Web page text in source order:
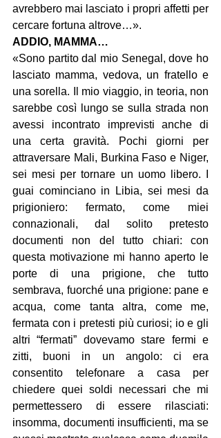
avrebbero mai lasciato i propri affetti per
cercare fortuna altrove…».
ADDIO, MAMMA…
«Sono partito dal mio Senegal, dove ho
lasciato mamma, vedova, un fratello e
una sorella. Il mio viaggio, in teoria, non
sarebbe così lungo se sulla strada non
avessi incontrato imprevisti anche di
una certa gravità. Pochi giorni per
attraversare Mali, Burkina Faso e Niger,
sei mesi per tornare un uomo libero. I
guai cominciano in Libia, sei mesi da
prigioniero: fermato, come miei
connazionali, dal solito pretesto
documenti non del tutto chiari: con
questa motivazione mi hanno aperto le
porte di una prigione, che tutto
sembrava, fuorché una prigione: pane e
acqua, come tanta altra, come me,
fermata con i pretesti più curiosi; io e gli
altri “fermati” dovevamo stare fermi e
zitti, buoni in un angolo: ci era
consentito telefonare a casa per
chiedere quei soldi necessari che mi
permettessero di essere rilasciati:
insomma, documenti insufficienti, ma se